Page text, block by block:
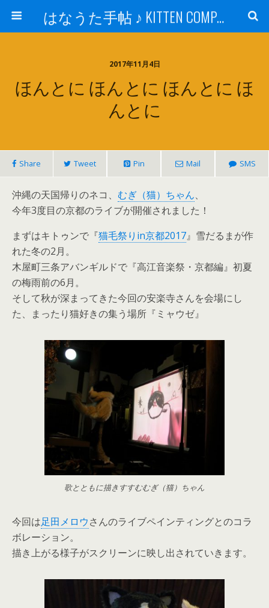
はなうた手帖 ♪ KITTEN COMPANY
2017年11月4日
ほんとに ほんとに ほんとに ほ
んとに
Share Tweet Pin Mail SMS
沖縄の天国帰りのネコ、 むぎ（猫）ちゃん、
今年3度目の京都のライブが開催されました！
まずはキトゥンで『猫毛祭りin京都2017』雪だるまが作
れた冬の2月。
木屋町三条アバンギルドで『高江音楽祭・京都編』初夏
の梅雨前の6月。
そして秋が深まってきた今回の安楽寺さんを会場にし
た、まったり猫好きの集う場所『ミャウゼ』
歌とともに描きすすむむぎ（猫）ちゃん
今回は足田メロウさんのライブペインティングとのコラ
ボレーション。
描き上がる様子がスクリーンに映し出されていきます。